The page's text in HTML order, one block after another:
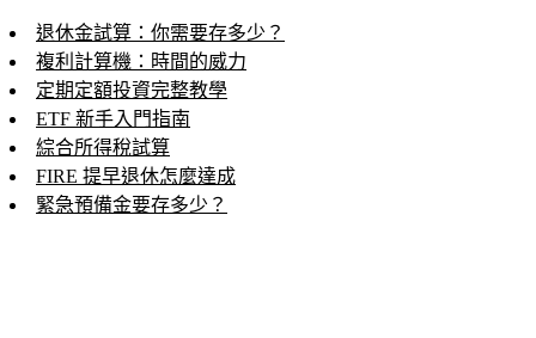
退休金試算：你需要存多少？
複利計算機：時間的威力
定期定額投資完整教學
ETF 新手入門指南
綜合所得稅試算
FIRE 提早退休怎麼達成
緊急預備金要存多少？